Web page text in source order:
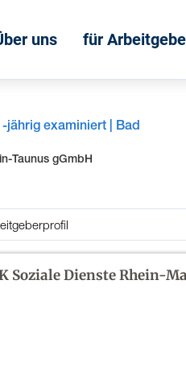
uns für
jährig examiniert | Bad
Taunus gGmbH